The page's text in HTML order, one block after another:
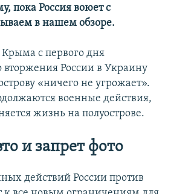
пока Россия воюет с
в нашем обзоре.
Крыма с первого дня
России в Украину
«ничего не угрожает».
военные действия,
жизнь на полуострове.
и запрет фото
действий России против